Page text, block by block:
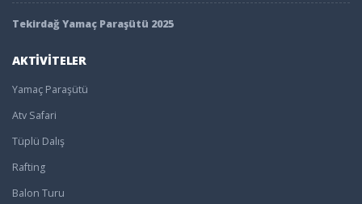
Tekirdağ Yamaç Paraşütü 2025
AKTİVİTELER
Yamaç Paraşütü
Atv Safari
Tüplü Dalış
Rafting
Balon Turu